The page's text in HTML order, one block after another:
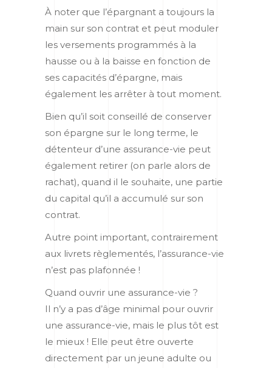
À noter que l’épargnant a toujours la
main sur son contrat et peut moduler
les versements programmés à la
hausse ou à la baisse en fonction de
ses capacités d’épargne, mais
également les arrêter à tout moment.
Bien qu’il soit conseillé de conserver
son épargne sur le long terme, le
détenteur d’une assurance-vie peut
également retirer (on parle alors de
rachat), quand il le souhaite, une partie
du capital qu’il a accumulé sur son
contrat.
Autre point important, contrairement
aux livrets règlementés, l’assurance-vie
n’est pas plafonnée !
Quand ouvrir une assurance-vie ?
Il n’y a pas d’âge minimal pour ouvrir
une assurance-vie, mais le plus tôt est
le mieux ! Elle peut être ouverte
directement par un jeune adulte ou